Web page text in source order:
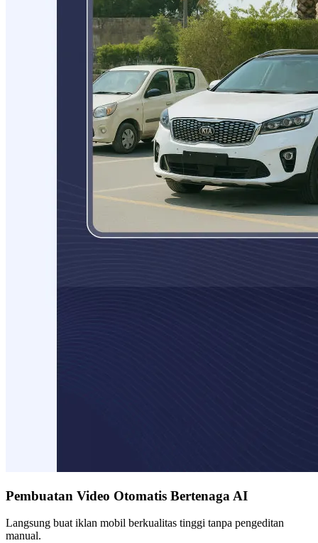
Pembuatan Video Otomatis Bertenaga AI
Langsung buat iklan mobil berkualitas tinggi tanpa pengeditan
manual.